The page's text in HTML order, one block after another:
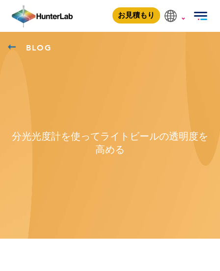
お見積もり
BLOG
分光光度計を使ってライトビールの透明度を
高める